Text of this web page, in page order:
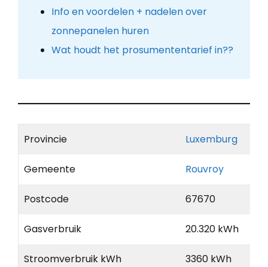
Info en voordelen + nadelen over
zonnepanelen huren
Wat houdt het prosumententarief in??
Provincie Luxemburg
Gemeente Rouvroy
Postcode 67670
Gasverbruik 20.320 kWh
Stroomverbruik kWh 3360 kWh